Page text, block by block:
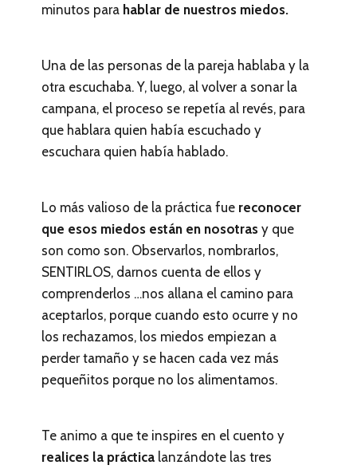
minutos para hablar de nuestros miedos.
Una de las personas de la pareja hablaba y la
otra escuchaba. Y, luego, al volver a sonar la
campana, el proceso se repetía al revés, para
que hablara quien había escuchado y
escuchara quien había hablado.
Lo más valioso de la práctica fue reconocer
que esos miedos están en nosotras y que
son como son. Observarlos, nombrarlos,
SENTIRLOS, darnos cuenta de ellos y
comprenderlos …nos allana el camino para
aceptarlos, porque cuando esto ocurre y no
los rechazamos, los miedos empiezan a
perder tamaño y se hacen cada vez más
pequeñitos porque no los alimentamos.
Te animo a que te inspires en el cuento y
realices la práctica lanzándote las tres